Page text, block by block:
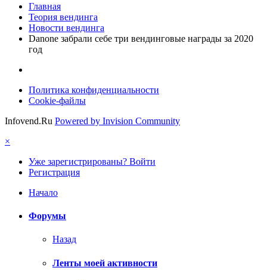
Главная
Теория вендинга
Новости вендинга
Danone забрали себе три вендинговые награды за 2020
год
Политика конфиденциальности
Cookie-файлы
Infovend.Ru Powered by Invision Community
×
Уже зарегистрированы? Войти
Регистрация
Начало
Форумы
Назад
Ленты моей активности